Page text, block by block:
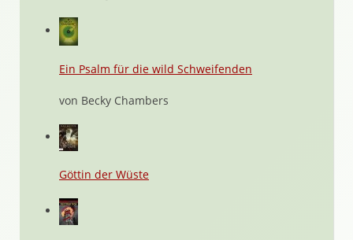
Ein Psalm für die wild Schweifenden
von Becky Chambers
Göttin der Wüste